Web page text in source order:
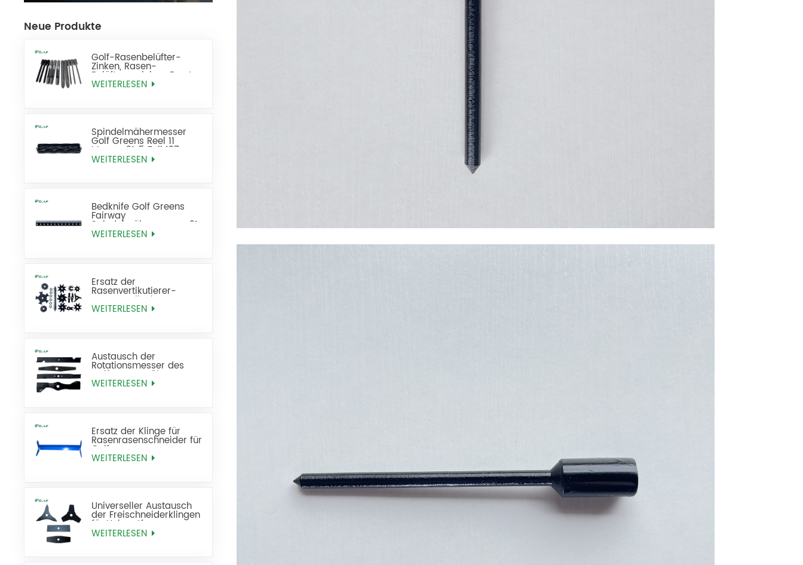
Neue Produkte
Golf-Rasenbelüfter-
Zinken, Rasen-
Belüftungszinken, Ersatz
WEITERLESEN
Spindelmähermesser
Golf Greens Reel 11
Messer 21x5 Zoll 137-
8512
WEITERLESEN
Bedknife Golf Greens
Fairway
Spindelmähermesser 21
Zoll Standard ersetzt 93-
WEITERLESEN
Ersatz der
Rasenvertikutierer-
Rasenvertikutierer-
Rasenfräse
WEITERLESEN
Austausch der
Rotationsmesser des
Golf-Rasenmähers
WEITERLESEN
Ersatz der Klinge für
Rasenrasenschneider für
Golfrasen
WEITERLESEN
Universeller Austausch
der Freischneiderklingen
für Unkrautfresser
WEITERLESEN